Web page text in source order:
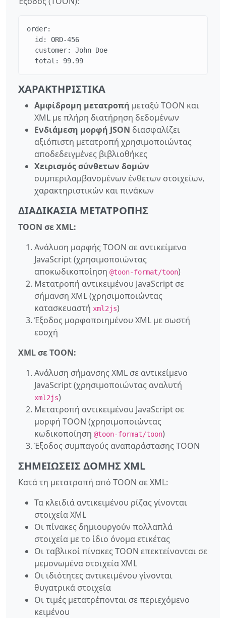
order:
  id: ORD-456
  customer: John Doe
  total: 99.99
ΧΑΡΑΚΤΗΡΙΣΤΙΚΆ
Αμφίδρομη μετατροπή μεταξύ TOON και
XML με πλήρη διατήρηση δεδομένων
Ενδιάμεση μορφή JSON διασφαλίζει
αξιόπιστη μετατροπή χρησιμοποιώντας
αποδεδειγμένες βιβλιοθήκες
Χειρισμός σύνθετων δομών
συμπεριλαμβανομένων ένθετων στοιχείων,
χαρακτηριστικών και πινάκων
ΔΙΑΔΙΚΑΣΊΑ ΜΕΤΑΤΡΟΠΉΣ
TOON σε XML:
Ανάλυση μορφής TOON σε αντικείμενο
JavaScript (χρησιμοποιώντας
αποκωδικοποίηση @toon-format/toon)
Μετατροπή αντικειμένου JavaScript σε
σήμανση XML (χρησιμοποιώντας
κατασκευαστή xml2js)
Έξοδος μορφοποιημένου XML με σωστή
εσοχή
XML σε TOON:
Ανάλυση σήμανσης XML σε αντικείμενο
JavaScript (χρησιμοποιώντας αναλυτή
xml2js)
Μετατροπή αντικειμένου JavaScript σε
μορφή TOON (χρησιμοποιώντας
κωδικοποίηση @toon-format/toon)
Έξοδος συμπαγούς αναπαράστασης TOON
ΣΗΜΕΙΏΣΕΙΣ ΔΟΜΉΣ XML
Κατά τη μετατροπή από TOON σε XML:
Τα κλειδιά αντικειμένου ρίζας γίνονται
στοιχεία XML
Οι πίνακες δημιουργούν πολλαπλά
στοιχεία με το ίδιο όνομα ετικέτας
Οι ταβλικοί πίνακες TOON επεκτείνονται σε
μεμονωμένα στοιχεία XML
Οι ιδιότητες αντικειμένου γίνονται
θυγατρικά στοιχεία
Οι τιμές μετατρέπονται σε περιεχόμενο
κειμένου